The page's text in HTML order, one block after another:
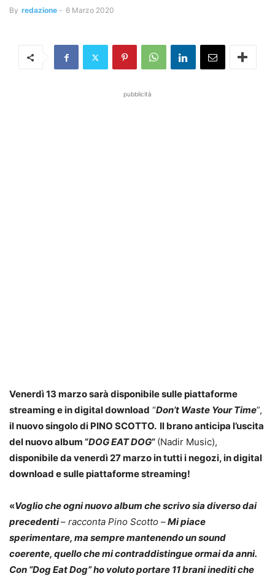
By redazione - 6 Marzo 2020
pubblicità
Venerdì 13 marzo sarà disponibile sulle piattaforme
streaming e in digital download “Don’t Waste Your Time”,
il nuovo singolo di PINO SCOTTO. Il brano anticipa l’uscita
del nuovo album “DOG EAT DOG” (Nadir Music),
disponibile da venerdì 27 marzo in tutti i negozi, in digital
download e sulle piattaforme streaming!
«Voglio che ogni nuovo album che scrivo sia diverso dai
precedenti– racconta Pino Scotto –Mi piace
sperimentare, ma sempre mantenendo un sound
coerente, quello che mi contraddistingue ormai da anni.
Con “Dog Eat Dog” ho voluto portare 11 brani inediti che